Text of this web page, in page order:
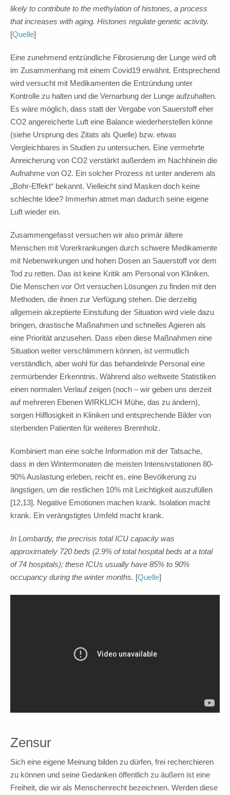
likely to contribute to the methylation of histones, a process
that increases with aging. Histones regulate genetic activity.
[Quelle]
Eine zunehmend entzündliche Fibrosierung der Lunge wird oft
im Zusammenhang mit einem Covid19 erwähnt. Entsprechend
wird versucht mit Medikamenten die Entzündung unter
Kontrolle zu halten und die Vernarbung der Lunge aufzuhalten.
Es wäre möglich, dass statt der Vergabe von Sauerstoff eher
CO2 angereicherte Luft eine Balance wiederherstellen könne
(siehe Ursprung des Zitats als Quelle) bzw. etwas
Vergleichbares in Studien zu untersuchen. Eine vermehrte
Anreicherung von CO2 verstärkt außerdem im Nachhinein die
Aufnahme von O2. Ein solcher Prozess ist unter anderem als
„Bohr-Effekt“ bekannt. Vielleicht sind Masken doch keine
schlechte Idee? Immerhin atmet man dadurch seine eigene
Luft wieder ein.
Zusammengefasst versuchen wir also primär ältere
Menschen mit Vorerkrankungen durch schwere Medikamente
mit Nebenwirkungen und hohen Dosen an Sauerstoff vor dem
Tod zu retten. Das ist keine Kritik am Personal von Kliniken.
Die Menschen vor Ort versuchen Lösungen zu finden mit den
Methoden, die ihnen zur Verfügung stehen. Die derzeitig
allgemein akzeptierte Einstufung der Situation wird viele dazu
bringen, drastische Maßnahmen und schnelles Agieren als
eine Priorität anzusehen. Dass eben diese Maßnahmen eine
Situation weiter verschlimmern können, ist vermutlich
verständlich, aber wohl für das behandelnde Personal eine
zermürbender Erkenntnis. Während also weltweite Statistiken
einen normalen Verlauf zeigen (noch – wir geben uns derzeit
auf mehreren Ebenen WIRKLICH Mühe, das zu ändern),
sorgen Hilflosigkeit in Kliniken und entsprechende Bilder von
sterbenden Patienten für weiteres Brennholz.
Kombiniert man eine solche Information mit der Tatsache,
dass in den Wintermonaten die meisten Intensivstationen 80-
90% Auslastung erleben, reicht es, eine Bevölkerung zu
ängstigen, um die restlichen 10% mit Leichtigkeit auszufüllen
[12,13]. Negative Emotionen machen krank. Isolation macht
krank. Ein verängstigtes Umfeld macht krank.
In Lombardy, the precrisis total ICU capacity was
approximately 720 beds (2.9% of total hospital beds at a total
of 74 hospitals); these ICUs usually have 85% to 90%
occupancy during the winter months. [Quelle]
Zensur
Sich eine eigene Meinung bilden zu dürfen, frei recherchieren
zu können und seine Gedanken öffentlich zu äußern ist eine
Freiheit, die wir als Menschenrecht bezeichnen. Werden diese